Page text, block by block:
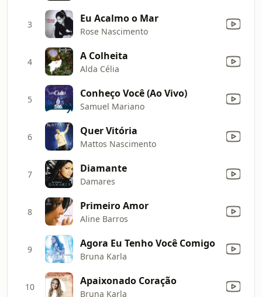
3 Eu Acalmo o Mar
Rose Nascimento
4 A Colheita
Alda Célia
5 Conheço Você (Ao Vivo)
Samuel Mariano
6 Quer Vitória
Mattos Nascimento
7 Diamante
Damares
8 Primeiro Amor
Aline Barros
9 Agora Eu Tenho Você Comigo
Bruna Karla
10 Apaixonado Coração
Bruna Karla